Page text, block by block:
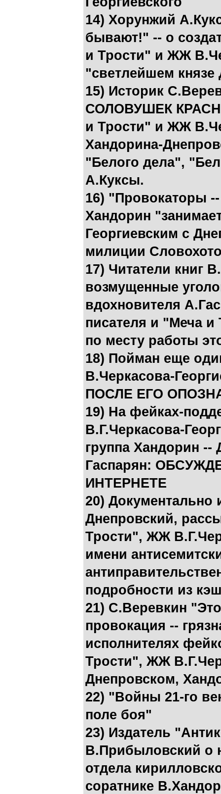
14) Хорунжий
бывают!" -- о
и Трости" и ЖЖ
"светлейшем
15) Историк
СОЛОВУШЕК
и Трости" и ЖЖ
Хандорина-
"Белого дела",
А.Куксы.
16) "Провокаторы
Хандорин
Георгиевским с
милиции
17) Читатели книг
возмущенные
вдохновителя
писателя и "Меча и
по месту работы
18) Пойман еще
В.Черкасова-
ПОСЛЕ ЕГО
19) На фейках-
В.Г.Черкасова-
группа Хандорин --
Гаспарян:
ИНТЕРНЕТЕ
20)
Днепровский,
Трости", ЖЖ
имени
подробности из
21) С.Веревкин
провокация --
исполнителях
Трости", ЖЖ
Днепровском,
22) "Войны 21-го
поле боя"
23) Издатель
В.Прибыловский о
отдела
соратнике